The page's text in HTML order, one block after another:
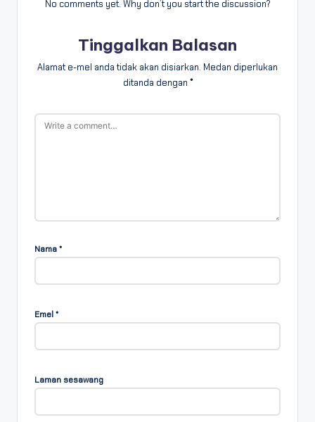
No comments yet. Why don’t you start the discussion?
Tinggalkan Balasan
Alamat e-mel anda tidak akan disiarkan. Medan diperlukan
ditanda dengan *
Nama*
Emel*
Laman sesawang